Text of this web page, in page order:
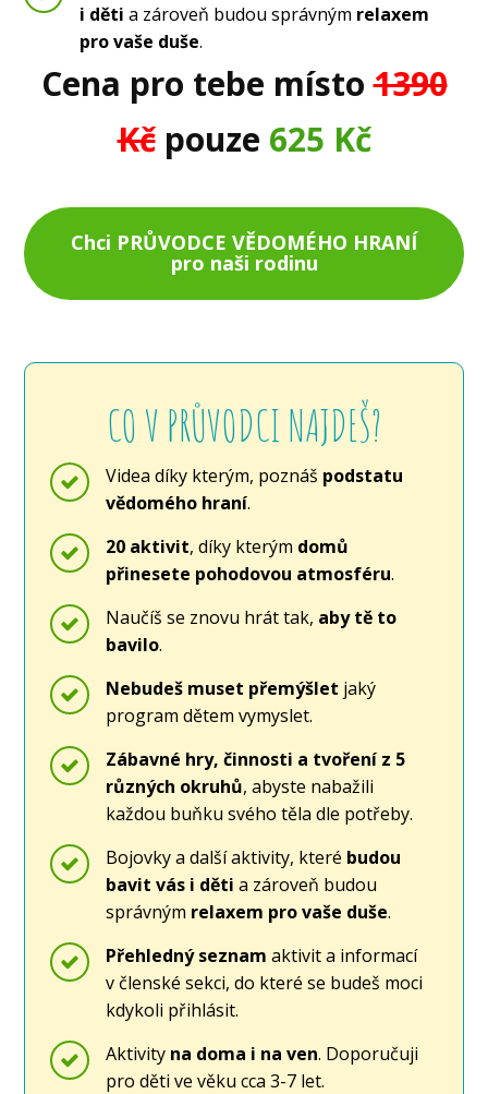
i děti a zároveň budou správným relaxem
pro vaše duše.
Cena pro tebe místo1390
Kčpouze 625 Kč
Chci PRŮVODCE VĚDOMÉHO HRANÍ
pro naši rodinu
CO V PRŮVODCI NAJDEŠ?
Videa díky kterým, poznáš podstatu
vědomého hraní.
20 aktivit, díky kterým domů
přinesete pohodovou atmosféru.
Naučíš se znovu hrát tak, aby tě to
bavilo.
Nebudeš muset přemýšlet jaký
program dětem vymyslet.
Zábavné hry, činnosti a tvoření z 5
různých okruhů, abyste nabažili
každou buňku svého těla dle potřeby.
Bojovky a další aktivity, které budou
bavit vás i děti a zároveň budou
správným relaxem pro vaše duše.
Přehledný seznamaktivit a informací
v členské sekci, do které se budeš moci
kdykoli přihlásit.
Aktivity na doma i na ven. Doporučuji
pro děti ve věku cca 3-7 let.